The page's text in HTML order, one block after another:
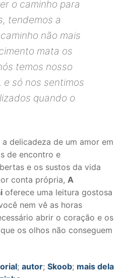
o caminho para
tendemos a
não mais
mata os
temos nosso
e só nos sentimos
quando o
delicadeza de um amor em
de encontro e
e os sustos da vida
conta própria, A
oferece uma leitura gostosa
nem vê as horas
abrir o coração e os
os olhos não conseguem
; autor; Skoob; mais dela